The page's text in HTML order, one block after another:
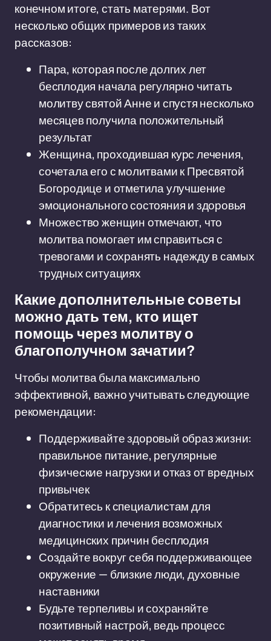
конечном итоге, стать матерями. Вот
несколько общих примеров из таких
рассказов:
Пара, которая после долгих лет
бесплодия начала регулярно читать
молитву святой Анне и спустя несколько
месяцев получила положительный
результат
Женщина, проходившая курс лечения,
сочетала его с молитвами к Пресвятой
Богородице и отметила улучшение
эмоционального состояния и здоровья
Множество женщин отмечают, что
молитва помогает им справиться с
тревогами и сохранять надежду в самых
трудных ситуациях
Какие дополнительные советы
можно дать тем, кто ищет
помощь через молитву о
благополучном зачатии?
Чтобы молитва была максимально
эффективной, важно учитывать следующие
рекомендации:
Поддерживайте здоровый образ жизни:
правильное питание, регулярные
физические нагрузки и отказ от вредных
привычек
Обратитесь к специалистам для
диагностики и лечения возможных
медицинских причин бесплодия
Создайте вокруг себя поддерживающее
окружение — близкие люди, духовные
наставники
Будьте терпеливы и сохраняйте
позитивный настрой, ведь процесс